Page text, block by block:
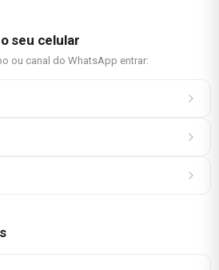
seu celular
ou canal do WhatsApp entrar: